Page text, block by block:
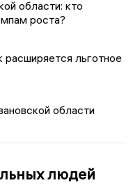
области: кто
роста?
расширяется льготное
области
людей